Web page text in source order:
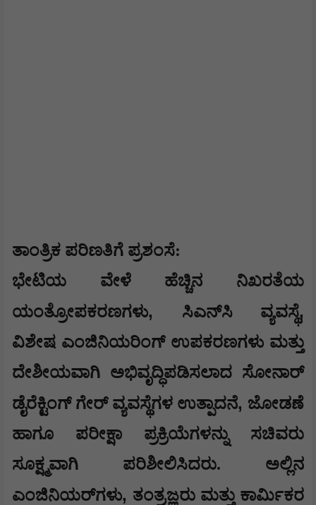
​ತಾಂತ್ರಿಕ ಪರಿಣತಿಗೆ ಪ್ರಶಂಸೆ:
ಭೇಟಿಯ ವೇಳೆ ಹೆಚ್ಚಿನ ನಿಖರತೆಯ
ಯಂತ್ರೋಪಕರಣಗಳು, ಸಿಎನ್‌ಸಿ ವ್ಯವಸ್ಥೆ,
ವಿಶೇಷ ಎಂಜಿನಿಯರಿಂಗ್ ಉಪಕರಣಗಳು ಮತ್ತು
ದೇಶೀಯವಾಗಿ ಅಭಿವೃದ್ಧಿಪಡಿಸಲಾದ ಸೋನಾರ್
ಡೈರೆಕ್ಟಿಂಗ್ ಗೇರ್ ವ್ಯವಸ್ಥೆಗಳ ಉತ್ಪಾದನೆ, ಜೋಡಣೆ
ಹಾಗೂ ಪರೀಕ್ಷಾ ಪ್ರಕ್ರಿಯೆಗಳನ್ನು ಸಚಿವರು
ಸೂಕ್ಷ್ಮವಾಗಿ ಪರಿಶೀಲಿಸಿದರು. ಅಲ್ಲಿನ
ಎಂಜಿನಿಯರ್‌ಗಳು, ತಂತ್ರಜ್ಞರು ಮತ್ತು ಕಾರ್ಮಿಕರ